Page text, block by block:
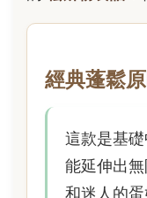
經典蓬鬆
這款是基
能延伸出
和迷人的蛋